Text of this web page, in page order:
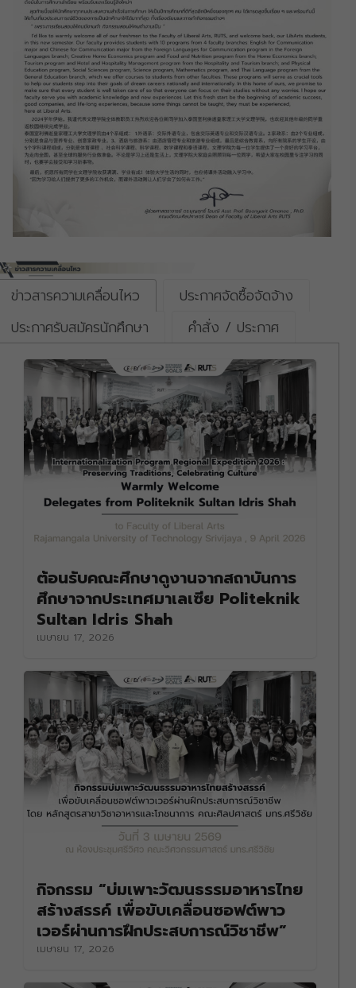
ข่าวสารความเคลื่อนไหว
ประกาศจัดซื้อจัดจ้าง
ประกาศรับสมัครนักศึกษา
คำสั่ง / ประกาศ
ต้อนรับคณะศึกษาดูงานจากสถาบันการ
ศึกษาจากประเทศมาเลเซีย Politeknik
Sultan Idris Shah
เมษายน 17, 2026
กิจกรรม “บ่มเพาะวัฒนธรรมอาหารไทย
สร้างสรรค์ เพื่อขับเคลื่อนซอฟต์พาว
เวอร์ผ่านการฝึกประสบการณ์วิชาชีพ”
เมษายน 17, 2026